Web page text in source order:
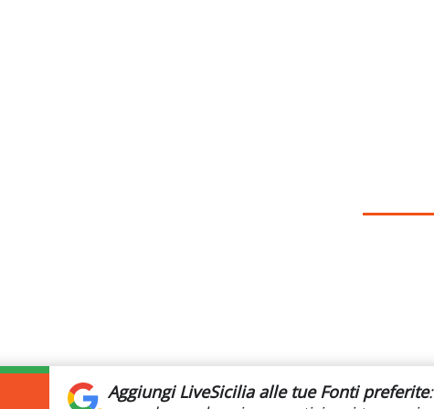
Aggiungi LiveSicilia alle tue Fonti preferite: